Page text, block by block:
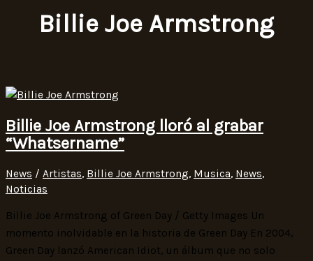
Billie Joe Armstrong
Billie Joe Armstrong lloró al grabar
“Whatsername”
News / Artistas, Billie Joe Armstrong, Musica, News,
Noticias
Billie Joe Armstrong of Green Day / Getty Images Un
momento inolvidable en la historia de Green Day En 2004,
Green Day lanzó American Idiot, un álbum que no solo